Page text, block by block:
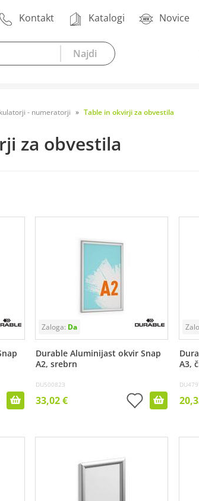
Kontakt Katalogi Novice
- numeratorji Table in okvirji za obvestila
za obvestila
Durable Aluminijast okvir Snap
A2, srebrn
DU500823
33,02 €
A3,